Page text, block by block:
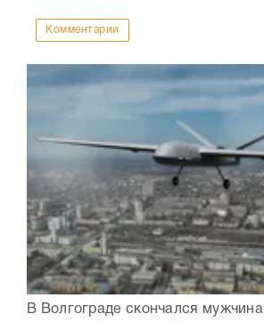
Комментарии
В Волгограде скончался